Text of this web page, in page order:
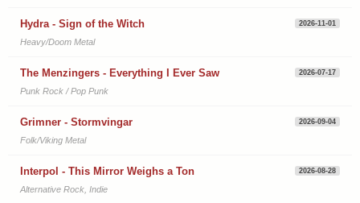
Hydra - Sign of the Witch 2026-11-01
Heavy/Doom Metal
The Menzingers - Everything I Ever Saw 2026-07-17
Punk Rock / Pop Punk
Grimner - Stormvingar 2026-09-04
Folk/Viking Metal
Interpol - This Mirror Weighs a Ton 2026-08-28
Alternative Rock, Indie